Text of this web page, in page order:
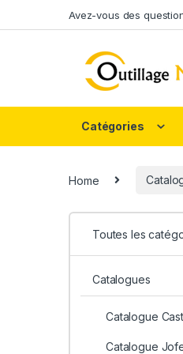
Avez-vous des
Catégories
Home
Toutes les
Catalogues
Catalogue
Catalogue